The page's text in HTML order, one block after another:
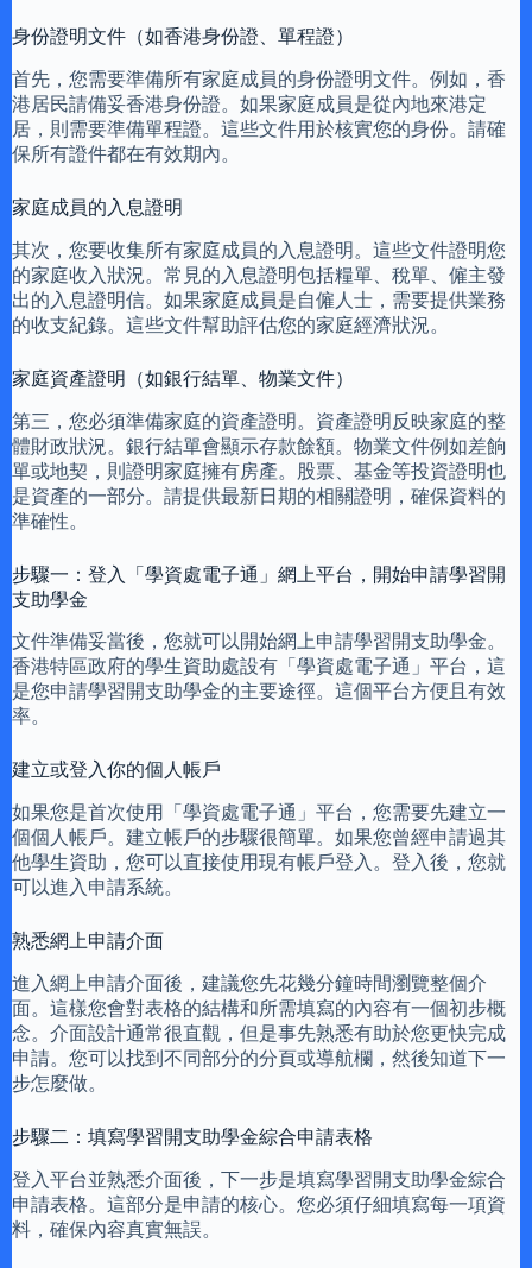
身份證明文件（如香港身份證、單程證）
首先，您需要準備所有家庭成員的身份證明文件。例如，香
港居民請備妥香港身份證。如果家庭成員是從內地來港定
居，則需要準備單程證。這些文件用於核實您的身份。請確
保所有證件都在有效期內。
家庭成員的入息證明
其次，您要收集所有家庭成員的入息證明。這些文件證明您
的家庭收入狀況。常見的入息證明包括糧單、稅單、僱主發
出的入息證明信。如果家庭成員是自僱人士，需要提供業務
的收支紀錄。這些文件幫助評估您的家庭經濟狀況。
家庭資產證明（如銀行結單、物業文件）
第三，您必須準備家庭的資產證明。資產證明反映家庭的整
體財政狀況。銀行結單會顯示存款餘額。物業文件例如差餉
單或地契，則證明家庭擁有房產。股票、基金等投資證明也
是資產的一部分。請提供最新日期的相關證明，確保資料的
準確性。
步驟一：登入「學資處電子通」網上平台，開始申請學習開
支助學金
文件準備妥當後，您就可以開始網上申請學習開支助學金。
香港特區政府的學生資助處設有「學資處電子通」平台，這
是您申請學習開支助學金的主要途徑。這個平台方便且有效
率。
建立或登入你的個人帳戶
如果您是首次使用「學資處電子通」平台，您需要先建立一
個個人帳戶。建立帳戶的步驟很簡單。如果您曾經申請過其
他學生資助，您可以直接使用現有帳戶登入。登入後，您就
可以進入申請系統。
熟悉網上申請介面
進入網上申請介面後，建議您先花幾分鐘時間瀏覽整個介
面。這樣您會對表格的結構和所需填寫的內容有一個初步概
念。介面設計通常很直觀，但是事先熟悉有助於您更快完成
申請。您可以找到不同部分的分頁或導航欄，然後知道下一
步怎麼做。
步驟二：填寫學習開支助學金綜合申請表格
登入平台並熟悉介面後，下一步是填寫學習開支助學金綜合
申請表格。這部分是申請的核心。您必須仔細填寫每一項資
料，確保內容真實無誤。